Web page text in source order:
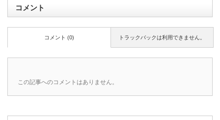
コメント
トラックバックは利用できません。
コメント (0)
この記事へのコメントはありません。